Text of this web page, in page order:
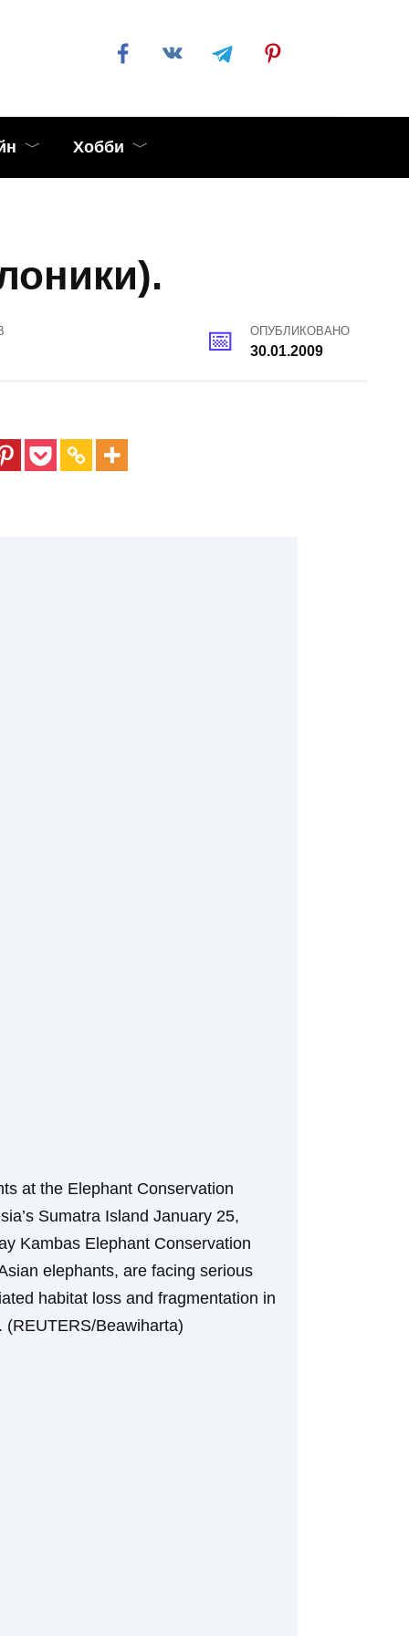
Хобби
ОПУБЛИКОВАНО
30.01.2009
at the Elephant Conservation
Sumatra Island January 25,
Kambas Elephant Conservation
elephants, are facing serious
habitat loss and fragmentation in
Beawiharta)